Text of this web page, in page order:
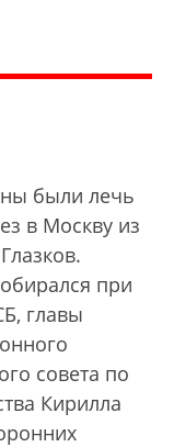
были лечь
в Москву из
при
главы
совета по
Кирилла